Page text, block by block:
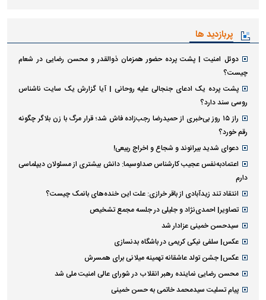
پربازدید ها
دوئل امنیت | پشت پرده حضور همزمان ذوالقدر و محسن رضایی در شعام
چیست؟
پشت پرده یک ادعای جنجالی علیه روحانی | آیا گزارش یک سایت ناشناس
روسی سند دارد؟
راز ۱۵ روز بی‌خبری از حمیدرضا رجب‌زاده فاش شد؛ قرار مرگ با زن بلاگر چگونه
رقم خورد؟
دعوای شدید بیرانوند و شجاع و اخراج ربیعی!
اعتمادبه‌نفس عجیب کارشناس صداوسیما: دانش بیشتری از مسئولان دیپلماسی
دارم
انتقاد تند زیدآبادی از باقر خرازی: علت این خنده‌های بانمک چیست؟
تصاویر| احمدی‌نژاد و جلیلی در جلسه مجمع تشخیص
سیدحسن خمینی عزادار شد
عکس| سلفی نیکی کریمی در باشگاه بدنسازی
عکس| جشن تولد عاشقانه تهمینه میلانی برای همسرش
محسن رضایی نماینده رهبر انقلاب در شورای عالی امنیت ملی شد
پیام تسلیت سیدمحمد خاتمی به حسن خمینی